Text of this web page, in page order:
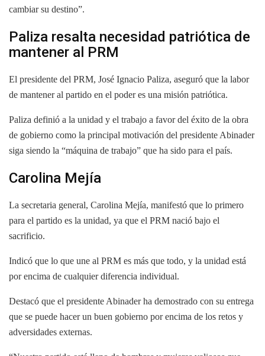
cambiar su destino”.
Paliza resalta necesidad patriótica de
mantener al PRM
El presidente del PRM, José Ignacio Paliza, aseguró que la labor
de mantener al partido en el poder es una misión patriótica.
Paliza definió a la unidad y el trabajo a favor del éxito de la obra
de gobierno como la principal motivación del presidente Abinader
siga siendo la “máquina de trabajo” que ha sido para el país.
Carolina Mejía
La secretaria general, Carolina Mejía, manifestó que lo primero
para el partido es la unidad, ya que el PRM nació bajo el
sacrificio.
Indicó que lo que une al PRM es más que todo, y la unidad está
por encima de cualquier diferencia individual.
Destacó que el presidente Abinader ha demostrado con su entrega
que se puede hacer un buen gobierno por encima de los retos y
adversidades externas.